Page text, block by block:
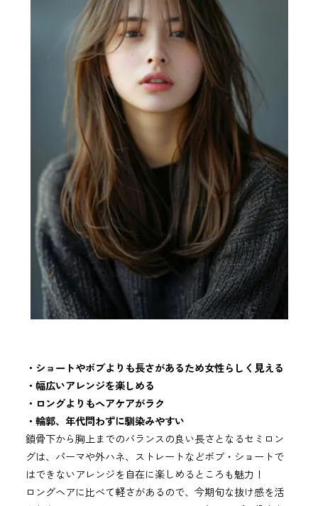
・ショートやボブよりも長さがあるため女性らしく見える
・幅広いアレンジを楽しめる
・ロングよりもヘアケアがラク
・輪郭、年代問わずに馴染みやすい
鎖骨下から胸上までのバランスの良い長さとなるセミロン
グは、パーマや外ハネ、ストレートなどボブ・ショートで
はできないアレンジを自在に楽しめるところも魅力！
ロングヘアに比べて軽さがあるので、今期旬な抜け感を活